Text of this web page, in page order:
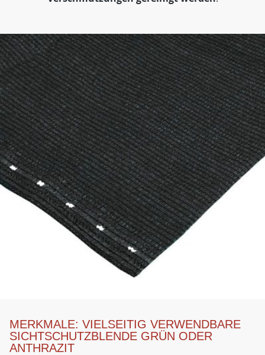
MERKMALE: VIELSEITIG VERWENDBARE
SICHTSCHUTZBLENDE GRÜN ODER
ANTHRAZIT